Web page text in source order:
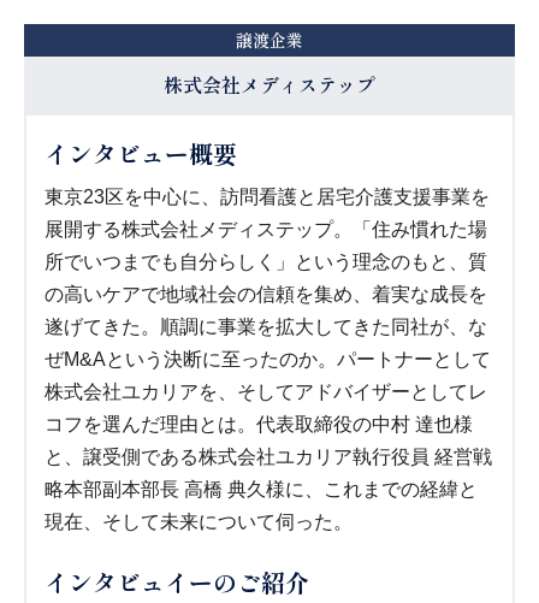
譲渡企業
株式会社メディステップ
インタビュー概要
東京23区を中心に、訪問看護と居宅介護支援事業を
展開する株式会社メディステップ。「住み慣れた場
所でいつまでも自分らしく」という理念のもと、質
の高いケアで地域社会の信頼を集め、着実な成長を
遂げてきた。順調に事業を拡大してきた同社が、な
ぜM&Aという決断に至ったのか。パートナーとして
株式会社ユカリアを、そしてアドバイザーとしてレ
コフを選んだ理由とは。代表取締役の中村 達也様
と、譲受側である株式会社ユカリア執行役員 経営戦
略本部副本部長 高橋 典久様に、これまでの経緯と
現在、そして未来について伺った。
インタビュイーのご紹介